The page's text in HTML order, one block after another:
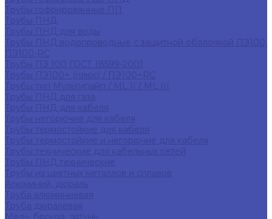
Трубы гофрированные ПП
Трубы ПНД
Трубы ПНД для воды
Трубы ПНД водопроводные с защитной оболочкой ПЭ100,
ПЭ100-RC
Трубы ПЭ 100 ГОСТ 18599-2001
Трубы ПЭ100+ (плюс) / ПЭ100+RC
Трубы тип Мультипайп / ML II / ML III
Трубы ПНД для газа
Трубы ПНД для кабеля
Трубы негорючие для кабеля
Трубы термостойкие для кабеля
Трубы термостойкие и негорючие для кабеля
Трубы технические для кабельных сетей
Трубы ПНД технические
Трубы из цветных металлов и сплавов
Алюминий, дюраль
Труба алюминиевая
Труба дюралевая
Медь, бронза, латунь